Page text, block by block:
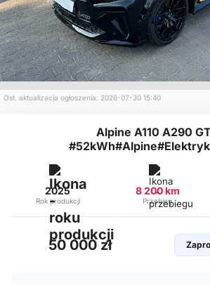
Ost. aktualizacja ogłoszenia: 2026-07-30 15:40
Alpine A110 A290
2025
Rok produkcji
8 200 km
Przebieg
50 000 zł